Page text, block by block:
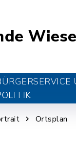
Ortsplan